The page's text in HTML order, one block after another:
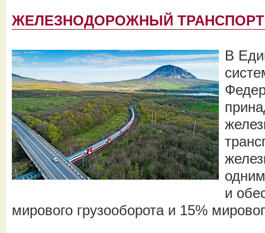
ЖЕЛЕЗНОДОРОЖНЫЙ ТРАНСПОРТ
В
и
мирового грузооборота и 15%